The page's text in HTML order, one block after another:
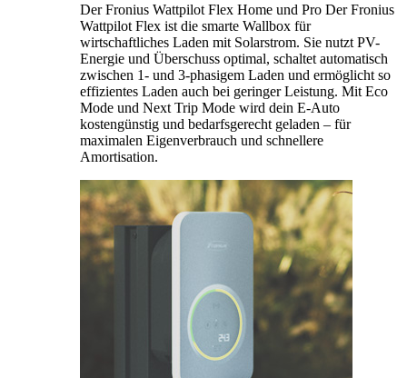
Der Fronius Wattpilot Flex Home und Pro Der Fronius
Wattpilot Flex ist die smarte Wallbox für
wirtschaftliches Laden mit Solarstrom. Sie nutzt PV-
Energie und Überschuss optimal, schaltet automatisch
zwischen 1- und 3-phasigem Laden und ermöglicht so
effizientes Laden auch bei geringer Leistung. Mit Eco
Mode und Next Trip Mode wird dein E-Auto
kostengünstig und bedarfsgerecht geladen – für
maximalen Eigenverbrauch und schnellere
Amortisation.